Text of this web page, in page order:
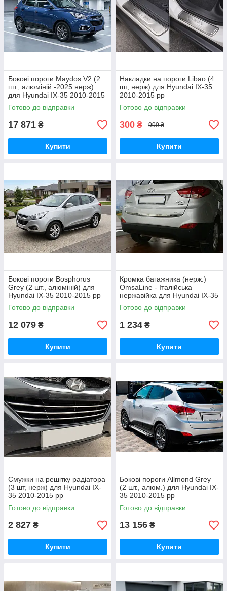
Бокові пороги Maydos V2 (2
шт., алюміній -2025 нерж)
для Hyundai IX-35 2010-2015
рр
Готово до відправки
17 871 ₴
Купити
Накладки на пороги Libao (4
шт, нерж) для Hyundai IX-35
2010-2015 рр
Готово до відправки
300 ₴ 999 ₴
Купити
Бокові пороги Bosphorus
Grey (2 шт., алюміній) для
Hyundai IX-35 2010-2015 рр
Готово до відправки
12 079 ₴
Купити
Кромка багажника (нерж.)
OmsaLine - Італійська
нержавійка для Hyundai IX-35
2010-2015 рр
Готово до відправки
1 234 ₴
Купити
Смужки на решітку радіатора
(3 шт, нерж) для Hyundai IX-
35 2010-2015 рр
Готово до відправки
2 827 ₴
Купити
Бокові пороги Allmond Grey
(2 шт., алюм.) для Hyundai IX-
35 2010-2015 рр
Готово до відправки
13 156 ₴
Купити